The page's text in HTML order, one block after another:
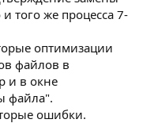
того же процесса 7-
оптимизации
файлов в
и в окне
файла".
ошибки.